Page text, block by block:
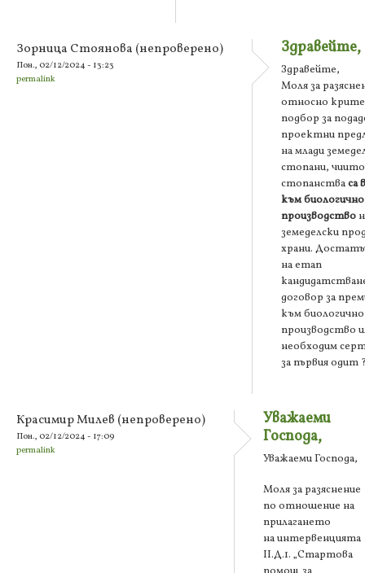
Зорница Стоянова (непроверено)
Пон., 02/12/2024 - 13:23
permalink
Здравейте,
Здравейте,
Моля за
относно
подбор за
проектни
намлади
стопани, чиито
стопанстваса
към биологично
производство
земеделски
храни.
на етап
договор за
към биологично
производство
необходим
за първия одит
Красимир Милев (непроверено)
Пон., 02/12/2024 - 17:09
permalink
Уважаеми
Господа,
Уважаеми Господа,
Моля за разяснение
по отношение на
прилагането
на интервенцията
II.Д.1. „Стартова